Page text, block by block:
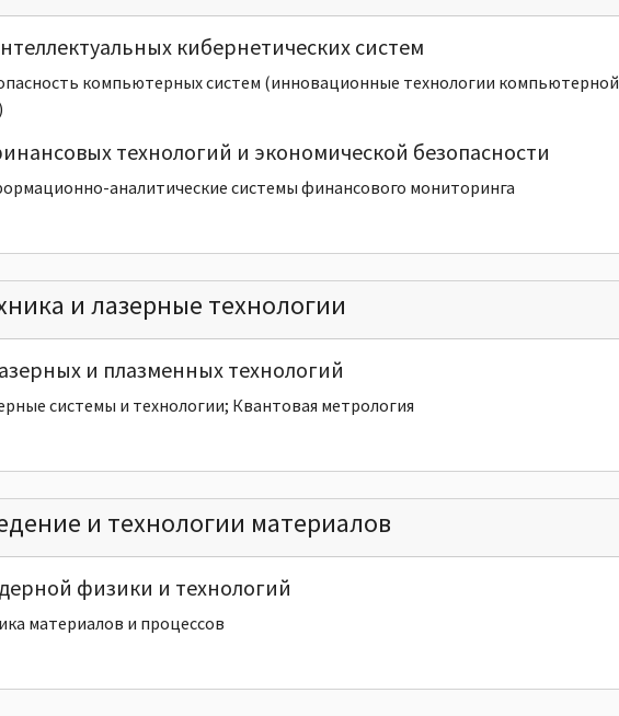
кибернетических систем
компьютерных систем (инновационные технологии компьютерной
технологий и экономической безопасности
аналитические системы финансового мониторинга
и лазерные технологии
и плазменных технологий
системы и технологии; Квантовая метрология
и технологии материалов
физики и технологий
материалов и процессов